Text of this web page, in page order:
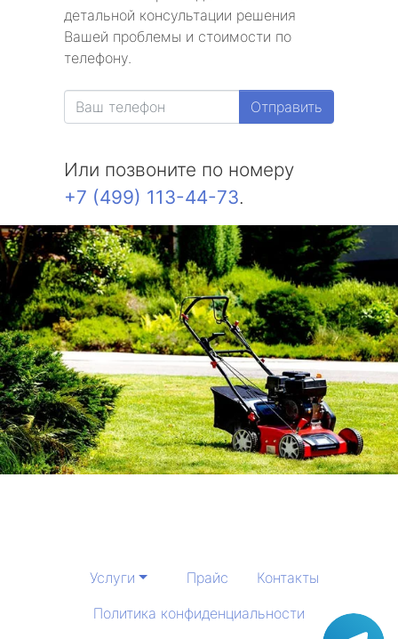
детальной консультации решения
Вашей проблемы и стоимости по
телефону.
Отправить
Или позвоните по номеру
+7 (499) 113-44-73.
Услуги Прайс
Контакты
Политика конфиденциальности